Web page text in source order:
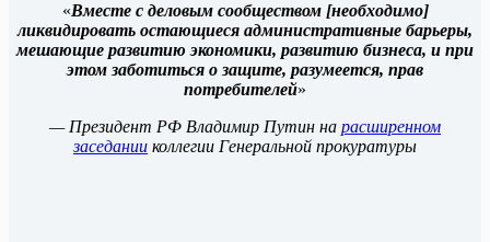
«Вместе с деловым сообществом [необходимо]
ликвидировать остающиеся административные барьеры,
мешающие развитию экономики, развитию бизнеса, и при
этом заботиться о защите, разумеется, прав
потребителей»
— Президент РФ Владимир Путин на расширенном
заседании коллегии Генеральной прокуратуры